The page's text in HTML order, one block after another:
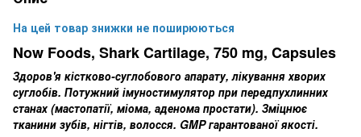
На цей товар знижки не поширюються
Now Foods, Shark Cartilage, 750 mg, Capsules
Здоров'я кістково-суглобового апарату, лікування хворих
суглобів. Потужний імуностимулятор при передпухлинних
станах (мастопатії, міома, аденома простати). Зміцнює
тканини зубів, нігтів, волосся. GMP гарантованої якості.